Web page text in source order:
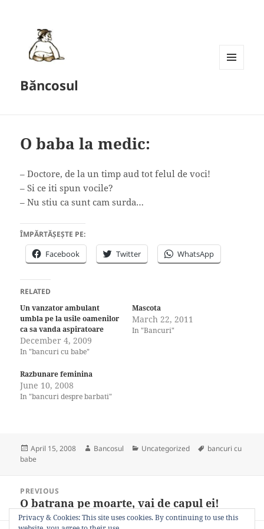
Băncosul
O baba la medic:
– Doctore, de la un timp aud tot felul de voci!
– Si ce iti spun vocile?
– Nu stiu ca sunt cam surda…
ÎMPĂRTĂȘEȘTE PE:
Facebook Twitter WhatsApp
RELATED
Un vanzator ambulant
umbla pe la usile oamenilor
ca sa vanda aspiratoare
December 4, 2009
In "bancuri cu babe"
Mascota
March 22, 2011
In "Bancuri"
Razbunare feminina
June 10, 2008
In "bancuri despre barbati"
Posted
on
April 15, 2008 Author
Bancosul Categories
Uncategorized Tags
bancuri cu
babe
navigation
PREVIOUS
Previous
post:
O batrana pe moarte, vai de capul ei!
Privacy & Cookies: This site uses cookies. By continuing to use this